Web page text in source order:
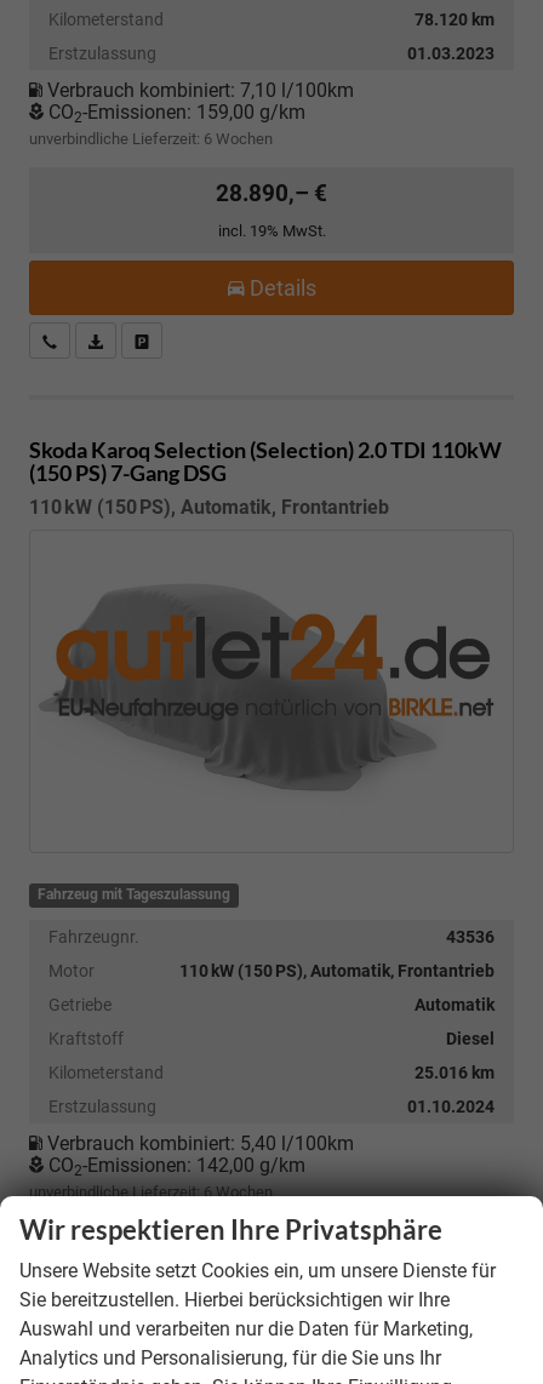
Kilometerstand
78.120 km
Erstzulassung
01.03.2023
Verbrauch kombiniert: 7,10 l/100km
CO2-Emissionen: 159,00 g/km
unverbindliche Lieferzeit: 6 Wochen
28.890,– €
incl. 19% MwSt.
Details
Kostenloser Rückruf-Service
PDF-Datei, Fahrzeugexposé drucken
Skoda KaroqSelection (Selection) 2.0 TDI 110kW
(150 PS) 7-Gang DSG
110 kW (150 PS), Automatik, Frontantrieb
Fahrzeug mit Tageszulassung
Fahrzeugnr.
43536
Motor
110 kW (150 PS), Automatik, Frontantrieb
Getriebe
Automatik
Kraftstoff
Diesel
Kilometerstand
25.016 km
Erstzulassung
01.10.2024
Verbrauch kombiniert: 5,40 l/100km
CO2-Emissionen: 142,00 g/km
unverbindliche Lieferzeit: 6 Wochen
28.990,– €
incl. 19% MwSt.
Details
Wir respektieren Ihre Privatsphäre
Unsere Website setzt Cookies ein, um unsere Dienste für
Sie bereitzustellen. Hierbei berücksichtigen wir Ihre
Auswahl und verarbeiten nur die Daten für Marketing,
Analytics und Personalisierung, für die Sie uns Ihr